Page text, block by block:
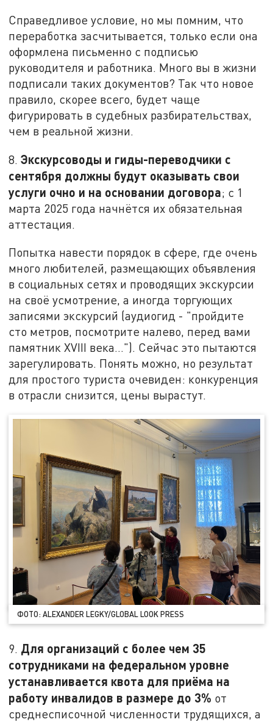
Справедливое условие, но мы помним, что
переработка засчитывается, только если она
оформлена письменно с подписью
руководителя и работника. Много вы в жизни
подписали таких документов? Так что новое
правило, скорее всего, будет чаще
фигурировать в судебных разбирательствах,
чем в реальной жизни.
8.Экскурсоводы и гиды-переводчики с
сентября должны будут оказывать свои
услуги очно и на основании договора; с 1
марта 2025 года начнётся их обязательная
аттестация.
Попытка навести порядок в сфере, где очень
много любителей, размещающих объявления
в социальных сетях и проводящих экскурсии
на своё усмотрение, а иногда торгующих
записями экскурсий (аудиогид - "пройдите
сто метров, посмотрите налево, перед вами
памятник XVIII века…"). Сейчас это пытаются
зарегулировать. Понять можно, но результат
для простого туриста очевиден: конкуренция
в отрасли снизится, цены вырастут.
ФОТО: ALEXANDER LEGKY/GLOBAL LOOK PRESS
9. Для организаций с более чем 35
сотрудниками на федеральном уровне
устанавливается квота для приёма на
работу инвалидов в размере до 3% от
среднесписочной численности трудящихся, а